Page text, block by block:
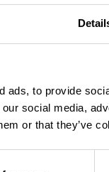
ads, to provide
social media,
or that they’ve